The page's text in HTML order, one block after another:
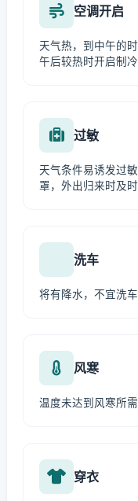
空调开启
天气热，到中午的
午后较热时开启制冷
过敏
天气条件易诱发过
罩，外出归来时及
洗车
将有降水，不宜洗
风寒
温度未达到风寒所
穿衣